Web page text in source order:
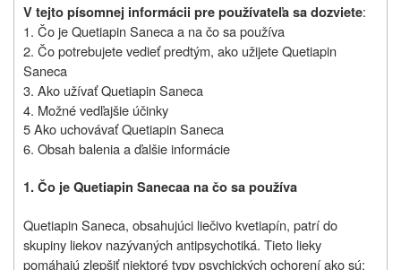
V tejto písomnej informácii pre používateľa sa dozviete:
1. Čo je Quetiapin Saneca a na čo sa používa
2. Čo potrebujete vedieť predtým, ako užijete Quetiapin
Saneca
3. Ako užívať Quetiapin Saneca
4. Možné vedľajšie účinky
5 Ako uchovávať Quetiapin Saneca
6. Obsah balenia a ďalšie informácie
1. Čo je Quetiapin Sanecaa na čo sa používa
Quetiapin Saneca, obsahujúci liečivo kvetiapín, patrí do
skupiny liekov nazývaných antipsychotiká. Tieto lieky
pomáhajú zlepšiť niektoré typy psychických ochorení ako sú: